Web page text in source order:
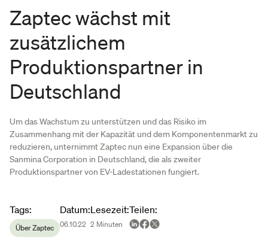
Zaptec wächst mit
zusätzlichem
Produktionspartner in
Deutschland
Um das Wachstum zu unterstützen und das Risiko im
Zusammenhang mit der Kapazität und dem Komponentenmarkt zu
reduzieren, unternimmt Zaptec nun eine Expansion über die
Sanmina Corporation in Deutschland, die als zweiter
Produktionspartner von EV-Ladestationen fungiert.
Article metadata
Tags:
Über Zaptec
Datum:
06.10.22
Lesezeit:
2 Minuten
Teilen: